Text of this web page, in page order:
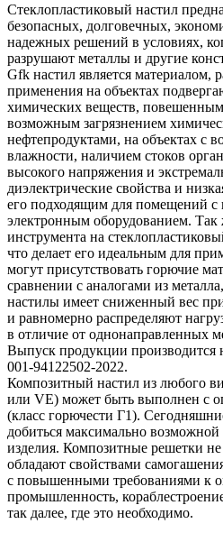
Стеклопластиковый настил
безопасных, долговечных,
надежных решений в условиях,
разрушают металлы и другие
Gfk настил является материалом,
применения на объектах
химических веществ,
возможным загрязнением
нефтепродуктами, на объектах с
влажности, наличием стоков
высокого напряжения и
диэлектрические свойства и
его подходящим для помещений с
электронным оборудованием. Так
инструмента на
что делает его идеальным для
могут присутствовать горючие
сравнении с аналогами из
настилы имеет сниженный вес
и равномерно распределяют
в отличие от однонаправленных
Выпуск продукции производится
001-94122502-2022.
Композитный настил из любого
или VE) может быть выполнен с
(класс горючести Г1).
добиться максимально возможной
изделия. Композитные решетки не
обладают свойствами
с повышенными требованиями к
промышленность,
так далее, где это необходимо.